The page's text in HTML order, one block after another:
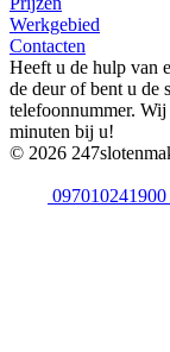
Werkgebied
Contacten
Heeft u de hulp van
de deur of bent u de
telefoonnummer.
minuten bij u!
© 2026
097010241900